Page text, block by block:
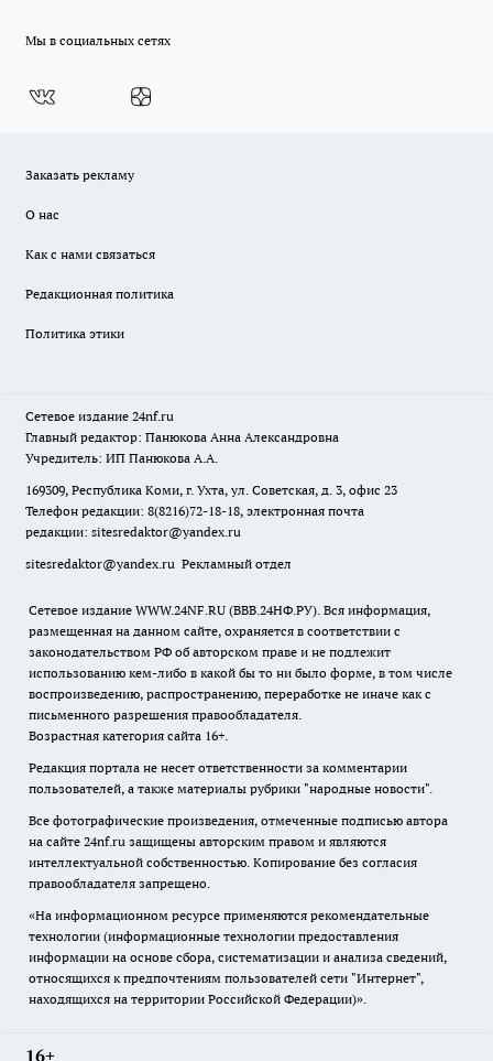
Мы в социальных сетях
Заказать рекламу
О нас
Как с нами связаться
Редакционная политика
Политика этики
Сетевое издание 24nf.ru
Главный редактор: Панюкова Анна Александровна
Учредитель: ИП Панюкова А.А.
169309, Республика Коми, г. Ухта, ул. Советская, д. 3, офис 23
Телефон редакции: 8(8216)72-18-18, электронная почта
редакции: sitesredaktor@yandex.ru
sitesredaktor@yandex.ru Рекламный отдел
Сетевое издание WWW.24NF.RU (ВВВ.24НФ.РУ). Вся информация,
размещенная на данном сайте, охраняется в соответствии с
законодательством РФ об авторском праве и не подлежит
использованию кем-либо в какой бы то ни было форме, в том числе
воспроизведению, распространению, переработке не иначе как с
письменного разрешения правообладателя.
Возрастная категория сайта 16+.
Редакция портала не несет ответственности за комментарии
пользователей, а также материалы рубрики "народные новости".
Все фотографические произведения, отмеченные подписью автора
на сайте 24nf.ru защищены авторским правом и являются
интеллектуальной собственностью. Копирование без согласия
правообладателя запрещено.
«На информационном ресурсе применяются рекомендательные
технологии (информационные технологии предоставления
информации на основе сбора, систематизации и анализа сведений,
относящихся к предпочтениям пользователей сети "Интернет",
находящихся на территории Российской Федерации)».
16+